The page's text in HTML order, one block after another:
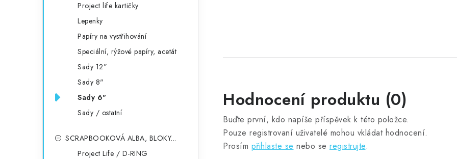
Project life kartičky
Lepenky
Papíry na vystřihování
Speciální, rýžové papíry, acetát
Sady 12"
Sady 8"
Sady 6"
Sady / ostatní
SCRAPBOOKOVÁ ALBA, BLOKY...
Project Life / D-RING
Hodnocení produktu (0)
Buďte první, kdo napíše příspěvek k této položce.
Pouze registrovaní uživatelé mohou vkládat hodnocení.
Prosím přihlaste se nebo se registrujte.